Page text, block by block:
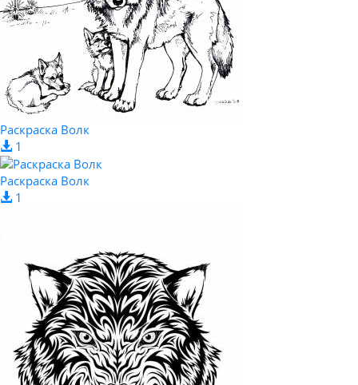
Раскраска Волк
1
Раскраска Волк
1